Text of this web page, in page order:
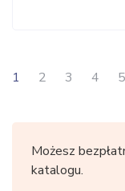
1 2 3 4 5
Możesz
katalogu.